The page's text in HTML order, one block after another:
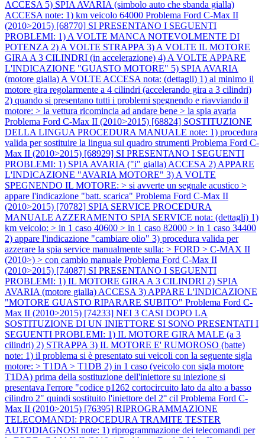
ACCESA 5) SPIA AVARIA (simbolo auto che sbanda gialla)
ACCESA note: 1) km veicolo 64000 Problema Ford C-Max II
(2010>2015) [68770] SI PRESENTANO I SEGUENTI
PROBLEMI: 1) A VOLTE MANCA NOTEVOLMENTE DI
POTENZA 2) A VOLTE STRAPPA 3) A VOLTE IL MOTORE
GIRA A 3 CILINDRI (in accelerazione) 4) A VOLTE APPARE
L'INDICAZIONE "GUASTO MOTORE" 5) SPIA AVARIA
(motore gialla) A VOLTE ACCESA nota: (dettagli) 1) al minimo il
motore gira regolarmente a 4 cilindri (accelerando gira a 3 cilindri)
2) quando si presentano tutti i problemi spegnendo e riavviando il
motore: > la vettura ricomincia ad andare bene > la spia avaria
Problema Ford C-Max II (2010>2015) [68824] SOSTITUZIONE
DELLA LINGUA PROCEDURA MANUALE note: 1) procedura
valida per sostituire la lingua sul quadro strumenti Problema Ford C-
Max II (2010>2015) [68929] SI PRESENTANO I SEGUENTI
PROBLEMI: 1) SPIA AVARIA ("i" gialla) ACCESA 2) APPARE
L'INDICAZIONE "AVARIA MOTORE" 3) A VOLTE
SPEGNENDO IL MOTORE: > si avverte un segnale acustico >
appare l'indicazione "batt. scarica" Problema Ford C-Max II
(2010>2015) [70782] SPIA SERVICE PROCEDURA
MANUALE AZZERAMENTO SPIA SERVICE nota: (dettagli) 1)
km veicolo: > in 1 caso 40600 > in 1 caso 82000 > in 1 caso 34400
2) appare l'indicazione "cambiare olio" 3) procedura valida per
azzerare la spia service manualmente sulla: > FORD > C-MAX II
(2010>) > con cambio manuale Problema Ford C-Max II
(2010>2015) [74087] SI PRESENTANO I SEGUENTI
PROBLEMI: 1) IL MOTORE GIRA A 3 CILINDRI 2) SPIA
AVARIA (motore gialla) ACCESA 3) APPARE L'INDICAZIONE
"MOTORE GUASTO RIPARARE SUBITO" Problema Ford C-
Max II (2010>2015) [74233] NEI 3 CASI DOPO LA
SOSTITUZIONE DI UN INIETTORE SI SONO PRESENTATI I
SEGUENTI PROBLEMI: 1) IL MOTORE GIRA MALE (a 3
cilindri) 2) STRAPPA 3) IL MOTORE E' RUMOROSO (batte)
note: 1) il problema si è presentato sui veicoli con la seguente sigla
motore: > T1DA > T1DB 2) in 1 caso (veicolo con sigla motore
T1DA) prima della sostituzione dell'iniettore su iniezione si
presentava l'errore "codice p1262 cortocircuito lato da alto a basso
cilindro 2" quindi sostituito l'iniettore del 2° cil Problema Ford C-
Max II (2010>2015) [76395] RIPROGRAMMAZIONE
TELECOMANDI: PROCEDURA TRAMITE TESTER
AUTODIAGNOSI note: 1) riprogrammazione dei telecomandi per